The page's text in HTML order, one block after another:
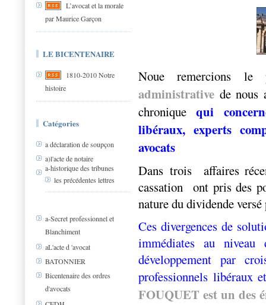
L’avocat et la morale
par Maurice Garçon
LE BICENTENAIRE
1810-2010 Notre
histoire
Catégories
a déclaration de soupçon
a)l'acte de notaire
a-historique des tribunes
les précédentes lettres
a-Secret professionnel et
Blanchiment
aL'acte d 'avocat
BATONNIER
Bicentenaire des ordres
d'avocats
Noue remercions le
administrative de nous
chroniquequi
libéraux, experts
avocats
Dans trois affaires
cassation
ont pris des
nature du dividende
Ces divergences de
immédiates au
développement par
professionnels libéraux
FOUQUET est un des